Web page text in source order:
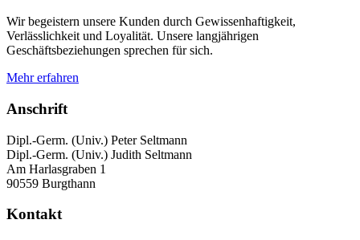
Wir begeistern unsere Kunden durch Gewissenhaftigkeit,
Verlässlichkeit und Loyalität. Unsere langjährigen
Geschäftsbeziehungen sprechen für sich.
Mehr erfahren
Anschrift
Dipl.-Germ. (Univ.) Peter Seltmann
Dipl.-Germ. (Univ.) Judith Seltmann
Am Harlasgraben 1
90559 Burgthann
Kontakt